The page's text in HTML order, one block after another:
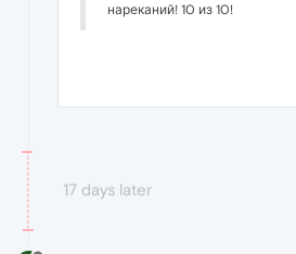
нареканий! 10 из 10!
17 days later